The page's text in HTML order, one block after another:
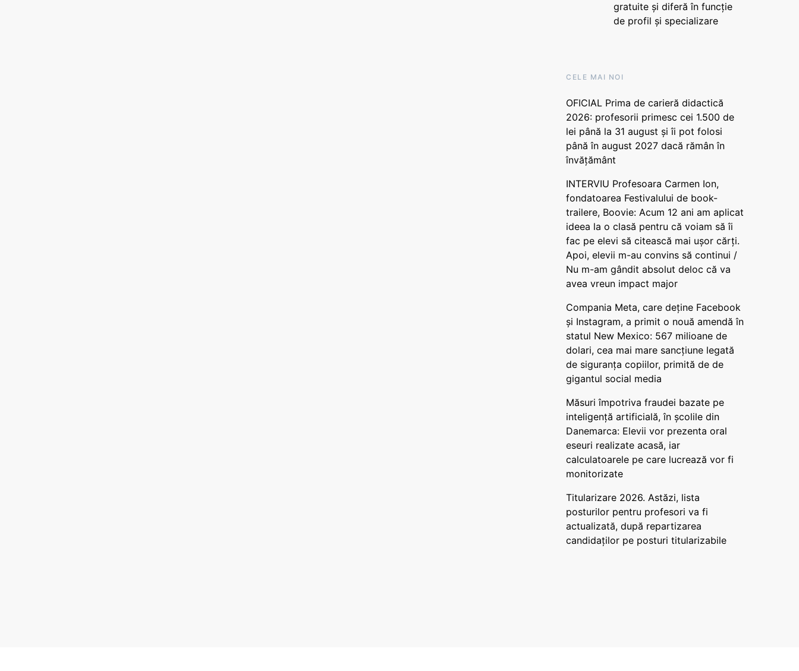
gratuite și diferă în funcție
de profil și specializare
CELE MAI NOI
OFICIAL Prima de carieră didactică
2026: profesorii primesc cei 1.500 de
lei până la 31 august și îi pot folosi
până în august 2027 dacă rămân în
învățământ
INTERVIU Profesoara Carmen Ion,
fondatoarea Festivalului de book-
trailere, Boovie: Acum 12 ani am aplicat
ideea la o clasă pentru că voiam să îi
fac pe elevi să citească mai ușor cărți.
Apoi, elevii m-au convins să continui /
Nu m-am gândit absolut deloc că va
avea vreun impact major
Compania Meta, care deține Facebook
și Instagram, a primit o nouă amendă în
statul New Mexico: 567 milioane de
dolari, cea mai mare sancțiune legată
de siguranța copiilor, primită de de
gigantul social media
Măsuri împotriva fraudei bazate pe
inteligență artificială, în școlile din
Danemarca: Elevii vor prezenta oral
eseuri realizate acasă, iar
calculatoarele pe care lucrează vor fi
monitorizate
Titularizare 2026. Astăzi, lista
posturilor pentru profesori va fi
actualizată, după repartizarea
candidaților pe posturi titularizabile